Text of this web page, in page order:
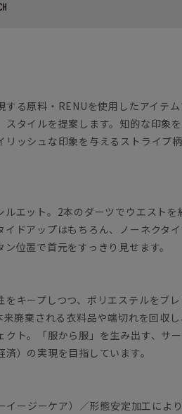
する原料・RENUを使用したアイテ
タイルを提案します。知的な印象
リッシュな印象を与えるストライプ
ルエット。2本のダーツでウエストを
ドアップはもちろん、ノーネクタ
位置で首元をすっきり見せます。
キープしつつ、ポリエステルをブ
廃棄される衣料品や端切れを回収
ト。「服から服」を生み出す、サ
済）の実現を目指しています。
イージーケア）／形態安定加工によ